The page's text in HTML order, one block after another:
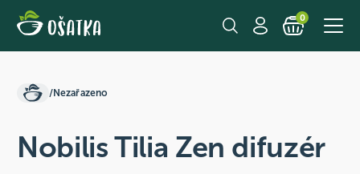
0
/Nezařazeno
Nobilis Tilia Zen difuzér